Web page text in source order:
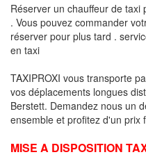
Réserver un chauffeur de
. Vous pouvez commander
réserver pour plus tard .
en taxi
TAXIPROXI vous transporte
vos déplacements longues
Berstett. Demandez nous un
ensemble et profitez d'un prix
MISE A DISPOSITION